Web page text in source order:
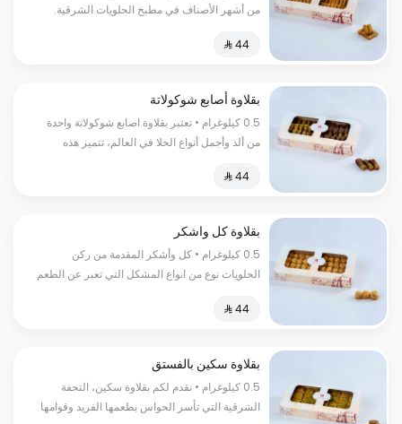
من أشھر الأصناف في مطبخ الحلویات الشرقیة.
عجینة البقلاوة الھشة، محشوة بأفضل أنواع الكاجو،
السعرات الحراریة: 150 سعرة حراریة
⁨⁦‪‬ 44⁩
بقلاوة أصابع شوكولاتة
0.5 كيلوغرام • تعتبر بقلاوة اصابع شوكولاتة واحدة
من ألذ وأجمل أنواع الحلا في العالم، تتميز هذه
العجينة الهشة السعرات الحرارية:٢٦٠سعرة حرارية
⁨⁦‪‬ 44⁩
بقلاوة كل واشكر
0.5 كيلوغرام • كل وأشكر المقدمة من ركن
الحلويات نوع من انواع المشكل التي تعبر عن الطعم
اللذيذ السعرات الحرارية:١٥٠سعرة حرارية
⁨⁦‪‬ 44⁩
بقلاوة سكين بالفستق
0.5 كيلوغرام • نقدم لكم بقلاوة سكين، التحفة
الشرقية التي تأسر الحواس بطعمها الفريد وقوامها